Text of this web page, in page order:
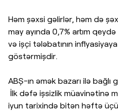
Həm şəxsi gəlirlər, həm də
may ayında 0,7% artım qeydə
və işçi tələbatının
göstərmişdir.
ABŞ-ın əmək bazarı ilə bağlı
İlk dəfə işsizlik müavinətinə
iyun tarixində bitən həftə